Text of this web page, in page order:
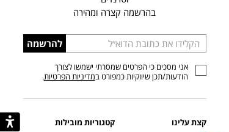
בהרשמה קצרה ומהירה
הכניסו
כתובת
דוא”ל
להרשמה
אני מסכים כי הפרטים שמסרתי ישמשו לצורך
הודעות/תכן שיווקיות כמפורט במדיניות הפרטיות.
קצת עלינו
קטגוריות מובילות